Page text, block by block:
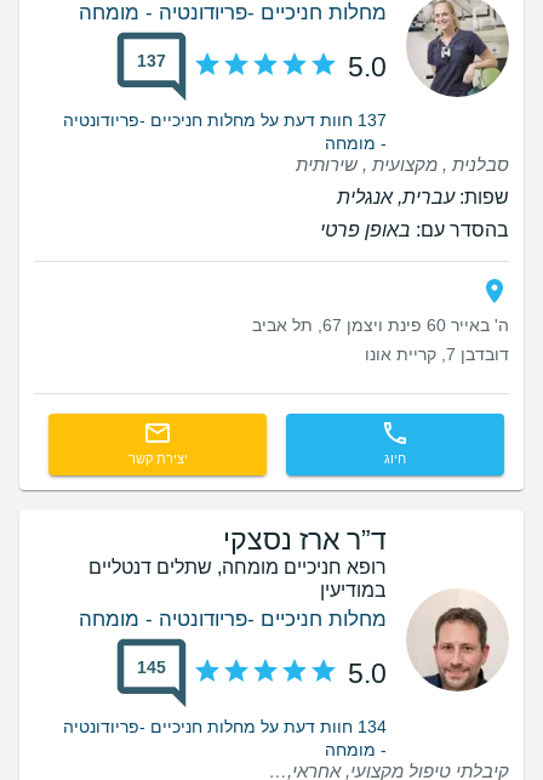
מחלות חניכיים -פריודונטיה - מומחה
5.0
137
137 חוות דעת על מחלות חניכיים -פריודונטיה
- מומחה
סבלנית , מקצועית , שירותית
שפות:עברית, אנגלית
בהסדר עם: באופן פרטי
ה' באייר 60 פינת ויצמן 67, תל אביב
דובדבן 7, קריית אונו
חיוג יצירת קשר
ד”ר ארז נסצקי
רופא חניכיים מומחה, שתלים דנטליים
במודיעין
מחלות חניכיים -פריודונטיה - מומחה
5.0
145
134 חוות דעת על מחלות חניכיים -פריודונטיה
- מומחה
קיבלתי טיפול מקצועי, אחראי, וסבלני מאוד. חוויה מתקנת לפוביה. כל אנשי הצוות נעימים וסבלניים תודה רבה